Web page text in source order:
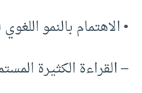
• الاهتمام بالنمو
– القراءة الكثيرة